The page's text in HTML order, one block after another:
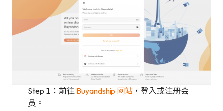
Step 1：前往 Buyandship 网站 ，登入或注册会
员。